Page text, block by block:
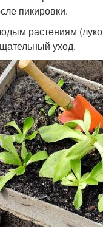
пикировки.
растениям
уход.